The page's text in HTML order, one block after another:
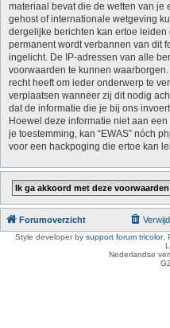
materiaal bevat die de wetten van je
gehost of internationale wetgeving
dergelijke berichten kan ertoe
permanent wordt verbannen van dit
ingelicht. De IP-adressen van alle
voorwaarden te kunnen waarborgen.
recht heeft om ieder onderwerp te
verplaatsen wanneer zij dit nodig
dat de informatie die je bij ons
Hoewel deze informatie niet aan
je toestemming, kan “EWAS” nóch
voor een hackpoging die ertoe kan
Forumoverzicht
Style developer by support forum tricolor,
Nederlandse